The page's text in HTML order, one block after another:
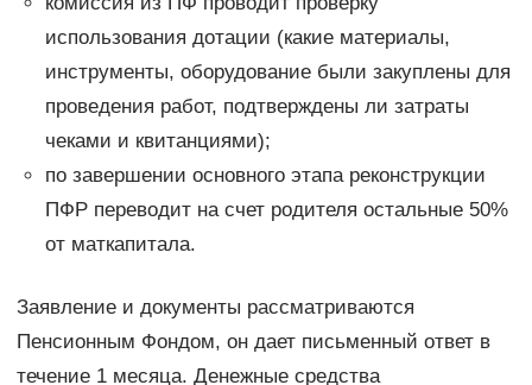
использования дотации (какие материалы,
инструменты, оборудование были закуплены для
проведения работ, подтверждены ли затраты
чеками и квитанциями);
по завершении основного этапа реконструкции
ПФР переводит на счет родителя остальные 50%
от маткапитала.
Заявление и документы рассматриваются
Пенсионным Фондом, он дает письменный ответ в
течение 1 месяца. Денежные средства